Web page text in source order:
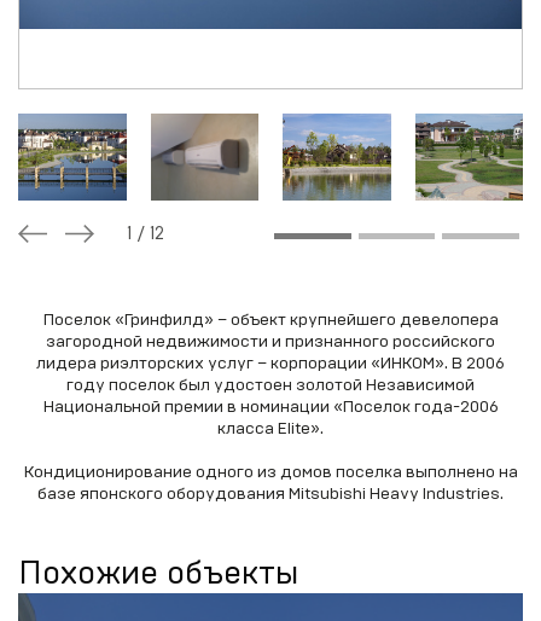
1 / 12
Поселок «Гринфилд» – объект крупнейшего девелопера
загородной недвижимости и признанного российского
лидера риэлторских услуг – корпорации «ИНКОМ». В 2006
году поселок был удостоен золотой Независимой
Национальной премии в номинации «Поселок года-2006
класса Elite».
Кондиционирование одного из домов поселка выполнено на
базе японского оборудования Mitsubishi Heavy Industries.
Похожие объекты